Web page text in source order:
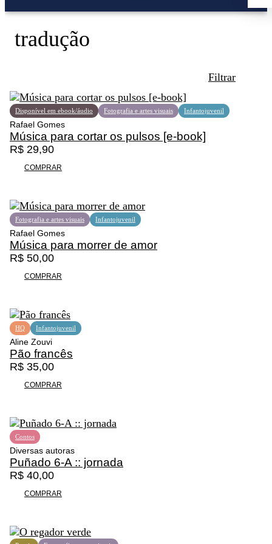
tradução
Filtrar
Promoção
Disponível em ebook/áudio Fotografia e artes visuais Infantojuvenil
Rafael Gomes
Música para cortar os pulsos [e-book]
R$ 29,90
COMPRAR
Fotografia e artes visuais Infantojuvenil
Rafael Gomes
Música para morrer de amor
R$ 50,00
COMPRAR
HQ Infantojuvenil
Aline Zouvi
Pão francês
R$ 35,00
COMPRAR
Contos
Diversas autoras
Puñado 6-A :: jornada
R$ 40,00
COMPRAR